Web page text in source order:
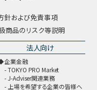
針および免責事項
商品のリスク等説明
法人向け
企業金融
TOKYO PRO Market
J-Adviser関連業務
上場を希望する企業の皆様へ